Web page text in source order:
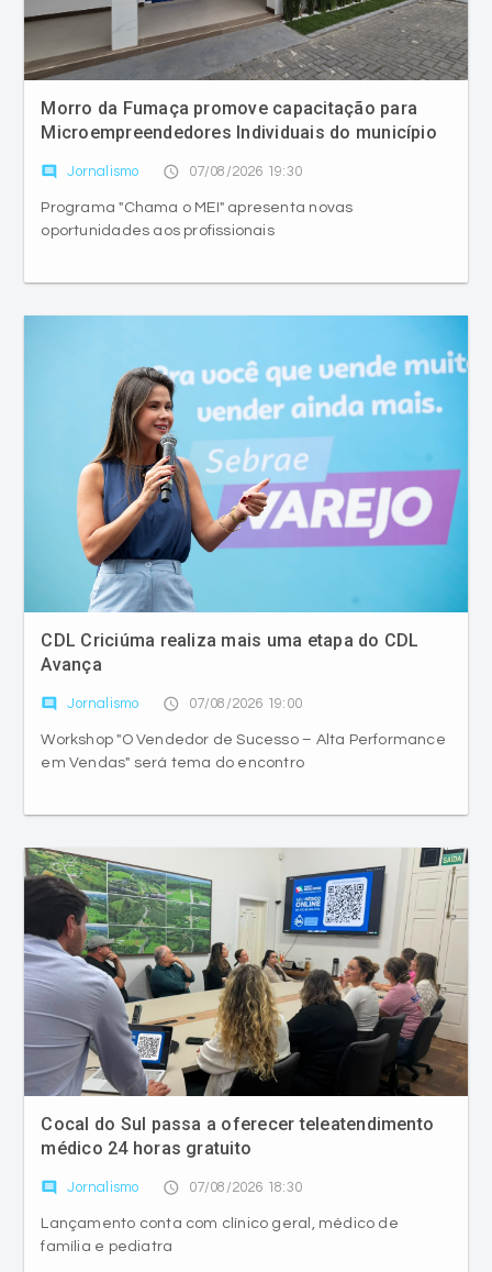
Morro da Fumaça promove capacitação para
Microempreendedores Individuais do município
comment Jornalismo access_time 07/08/2026 19:30
Programa "Chama o MEI" apresenta novas
oportunidades aos profissionais
CDL Criciúma realiza mais uma etapa do CDL
Avança
comment Jornalismo access_time 07/08/2026 19:00
Workshop "O Vendedor de Sucesso – Alta Performance
em Vendas" será tema do encontro
Cocal do Sul passa a oferecer teleatendimento
médico 24 horas gratuito
comment Jornalismo access_time 07/08/2026 18:30
Lançamento conta com clínico geral, médico de
família e pediatra